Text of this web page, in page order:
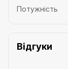
Потужність
Відгуки